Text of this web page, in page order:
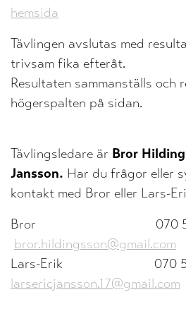
hemsida
Tävlingen avslutas med
trivsam fika efteråt.
Resultaten sammanställs och
högerspalten på sidan.
Tävlingsledare är Bror
Jansson. Har du frågor eller
kontakt med Bror eller Lars-
Bror 070 590
bror.hildingsson@gmail.com
Lars-Erik 070
larsericjansson.17@gmail.com